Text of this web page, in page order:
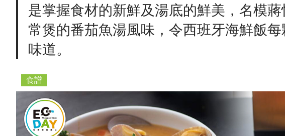
是掌握食材的新鮮及湯底的鮮美，名模
常煲的番茄魚湯風味，令西班牙海鮮飯
味道。
食譜